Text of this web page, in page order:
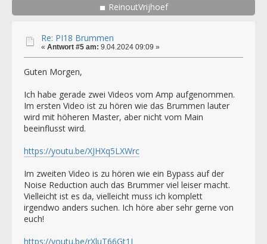
ReinoutVrijhoef
Re: PI18 Brummen
« Antwort #5 am: 9.04.2024 09:09 »
Guten Morgen,
Ich habe gerade zwei Videos vom Amp aufgenommen.
Im ersten Video ist zu hören wie das Brummen lauter
wird mit höheren Master, aber nicht vom Main
beeinflusst wird.
https://youtu.be/XJHXq5LXWrc
Im zweiten Video is zu hören wie ein Bypass auf der
Noise Reduction auch das Brummer viel leiser macht.
Vielleicht ist es da, vielleicht muss ich komplett
irgendwo anders suchen. Ich höre aber sehr gerne von
euch!
https://youtu.be/rXluT66Gt1I